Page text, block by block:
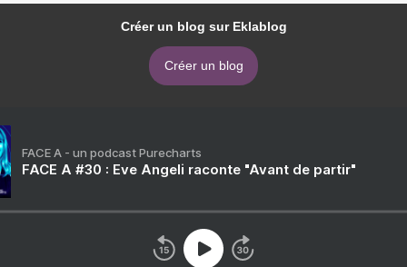
Créer un blog sur Eklablog
Créer un blog
FACE A - un podcast Purecharts
FACE A #30 : Eve Angeli raconte "Avant de partir"